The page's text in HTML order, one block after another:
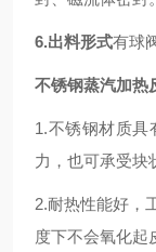
6.出料形式有球
不锈钢蒸汽加热
1.不锈钢材质具
力，也可承受块
2.耐热性能好，
度下不会氧化起